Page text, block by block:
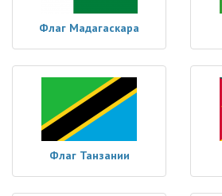
Флаг Мадагаскара
Флаг Танзании